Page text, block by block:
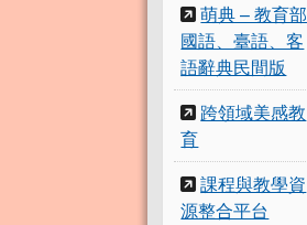
萌典 – 教育部
國語、臺語、客
語辭典民間版
跨領域美感教
育
課程與教學資
源整合平台